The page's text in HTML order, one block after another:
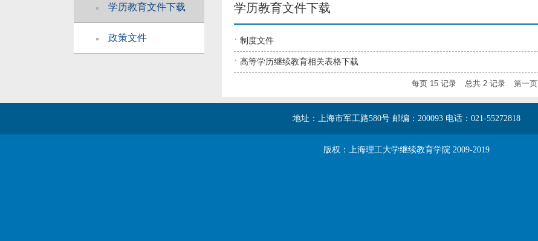
学历教育文件下载
政策文件
学历教育文件下载
制度文件
高等学历继续教育相关表格下载
每页 15 记录 总共 2 记录 第一页
地址：上海市军工路580号 邮编：200093 电话：021-55272818
版权：上海理工大学继续教育学院 2009-2019